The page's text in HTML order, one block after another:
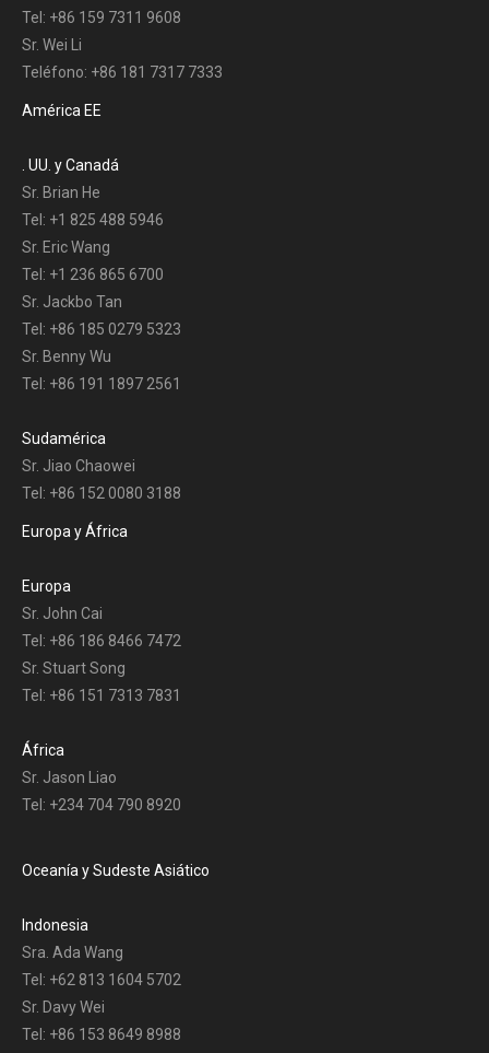
Tel: +86 159 7311 9608
Sr. Wei Li
Teléfono: +86 181 7317 7333
América EE
. UU. y Canadá
Sr. Brian He
Tel: +1 825 488 5946
Sr. Eric Wang
Tel: +1 236 865 6700
Sr. Jackbo Tan
Tel: +86 185 0279 5323
Sr. Benny Wu
Tel: +86 191 1897 2561
Sudamérica
Sr. Jiao Chaowei
Tel: +86 152 0080 3188
Europa y África
Europa
Sr. John Cai
Tel: +86 186 8466 7472
Sr. Stuart Song
Tel: +86 151 7313 7831
África
Sr. Jason Liao
Tel: +234 704 790 8920
Oceanía y Sudeste Asiático
Indonesia
Sra. Ada Wang
Tel: +62 813 1604 5702
Sr. Davy Wei
Tel: +86 153 8649 8988